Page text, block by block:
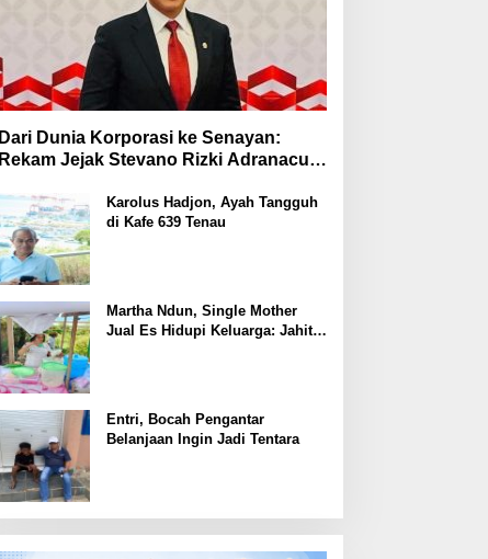
Dari Dunia Korporasi ke Senayan:
Rekam Jejak Stevano Rizki Adranacus
Karolus Hadjon, Ayah Tangguh
di Kafe 639 Tenau
Martha Ndun, Single Mother
Jual Es Hidupi Keluarga: Jahit
Entri, Bocah Pengantar
Belanjaan Ingin Jadi Tentara